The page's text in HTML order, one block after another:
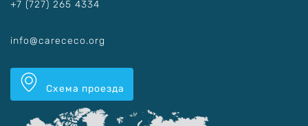
+7 (727) 265 4334
info@carececo.org
Схема проезда